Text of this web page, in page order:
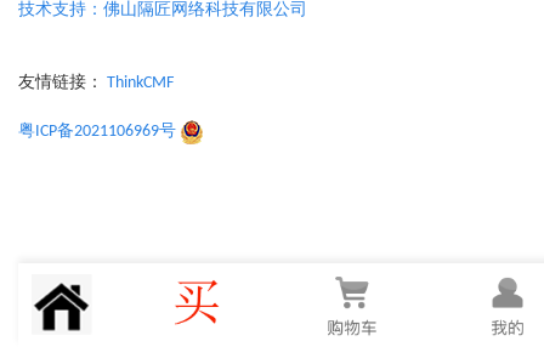
技术支持：佛山隔匠网络科技有限公司
友情链接： ThinkCMF
粤ICP备2021106969号